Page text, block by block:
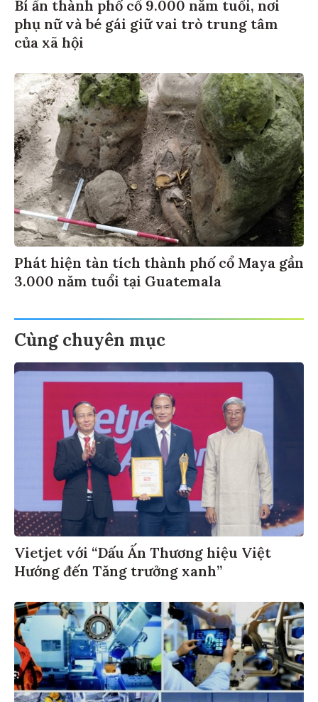
phụ nữ và bé gái giữ vai trò trung tâm
của xã hội
Phát hiện tàn tích thành phố cổ Maya gần
3.000 năm tuổi tại Guatemala
Cùng chuyên mục
Vietjet với “Dấu Ấn Thương hiệu Việt
Hướng đến Tăng trưởng xanh”